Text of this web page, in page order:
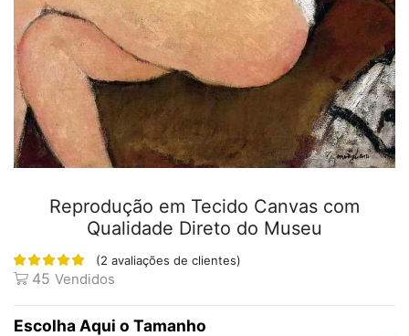
Reprodução em Tecido Canvas com
Qualidade Direto do Museu
(2 avaliações de clientes)
45 Vendidos
Tamanho